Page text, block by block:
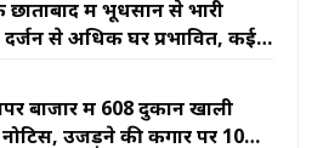
में भूधसान से भारी
दर्जन से अधिक घर प्रभावित, कई
बाजार में 608 दुकानें खाली
उजड़ने की कगार पर 10